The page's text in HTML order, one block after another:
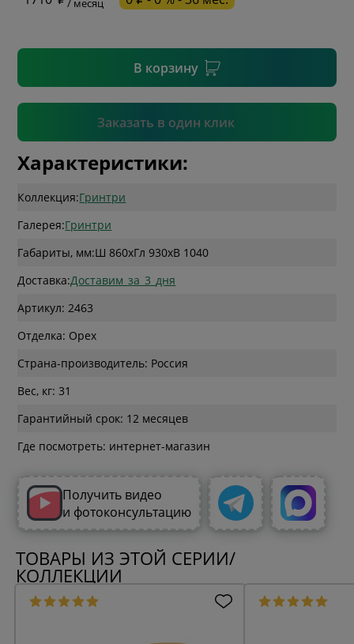
/ месяц
В корзину
Заказать в один клик
Подтвердить
Характеристики:
Коллекция:Гринтри
Галерея:Гринтри
Габариты, мм:Ш 860xГл 930xВ 1040
Доставка:Доставим_за_3_дня
Артикул: 2463
Отделка: Орех
Страна-производитель: Россия
Вес, кг: 31
Гарантийный срок: 12 месяцев
Где посмотреть: интернет-магазин
Получить видео
и фотоконсультацию
ТОВАРЫ ИЗ ЭТОЙ СЕРИИ/
КОЛЛЕКЦИИ